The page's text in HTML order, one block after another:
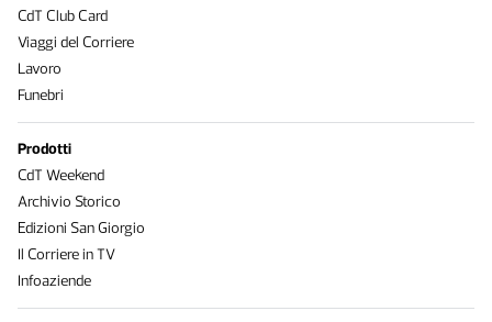
CdT Club Card
Viaggi del Corriere
Lavoro
Funebri
Prodotti
CdT Weekend
Archivio Storico
Edizioni San Giorgio
Il Corriere in TV
Infoaziende